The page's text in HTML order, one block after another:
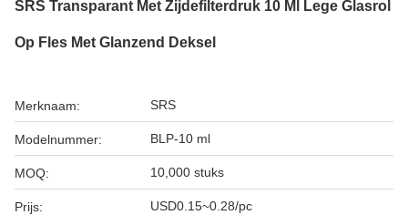
SRS Transparant Met Zijdefilterdruk 10 Ml Lege Glasrol
Op Fles Met Glanzend Deksel
Merknaam: SRS
Modelnummer: BLP-10 ml
MOQ: 10,000 stuks
Prijs: USD0.15~0.28/pc